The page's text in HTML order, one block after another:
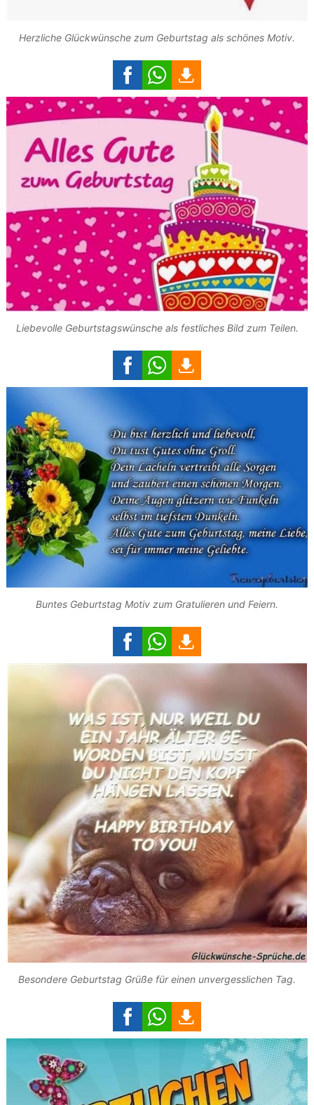
Herzliche Glückwünsche zum Geburtstag als schönes Motiv.
Liebevolle Geburtstagswünsche als festliches Bild zum Teilen.
Buntes Geburtstag Motiv zum Gratulieren und Feiern.
Besondere Geburtstag Grüße für einen unvergesslichen Tag.